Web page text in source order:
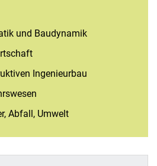
und Baudynamik
Ingenieurbau
Abfall, Umwelt